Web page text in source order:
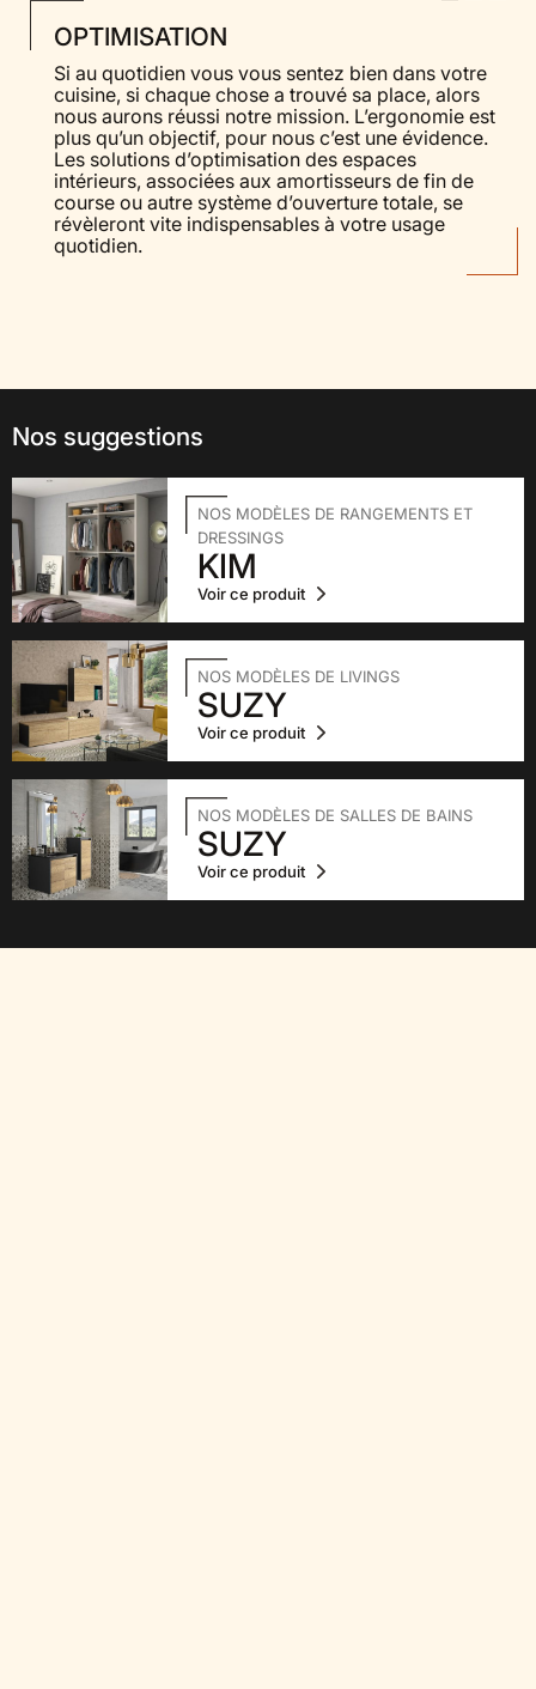
OPTIMISATION
Si au quotidien vous vous sentez bien dans votre
cuisine, si chaque chose a trouvé sa place, alors
nous aurons réussi notre mission. L’ergonomie est
plus qu’un objectif, pour nous c’est une évidence.
Les solutions d’optimisation des espaces
intérieurs, associées aux amortisseurs de fin de
course ou autre système d’ouverture totale, se
révèleront vite indispensables à votre usage
quotidien.
Nos suggestions
NOS MODÈLES DE RANGEMENTS ET
DRESSINGS
KIM
Voir ce produit
NOS MODÈLES DE LIVINGS
SUZY
Voir ce produit
NOS MODÈLES DE SALLES DE BAINS
SUZY
Voir ce produit